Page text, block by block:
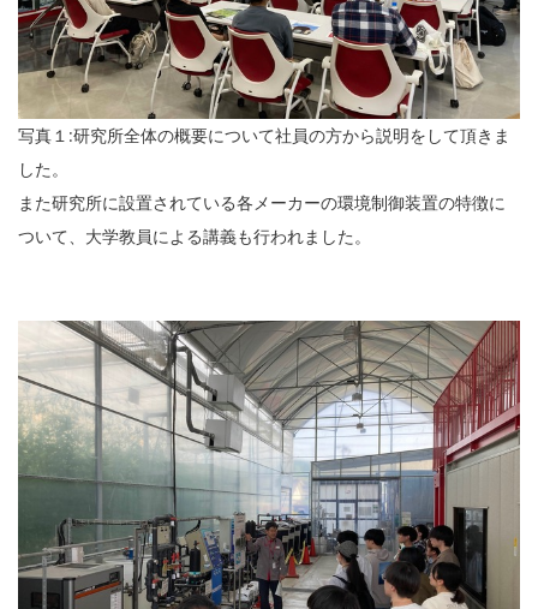
写真１:研究所全体の概要について社員の方から説明をして頂きま
した。
また研究所に設置されている各メーカーの環境制御装置の特徴に
ついて、大学教員による講義も行われました。